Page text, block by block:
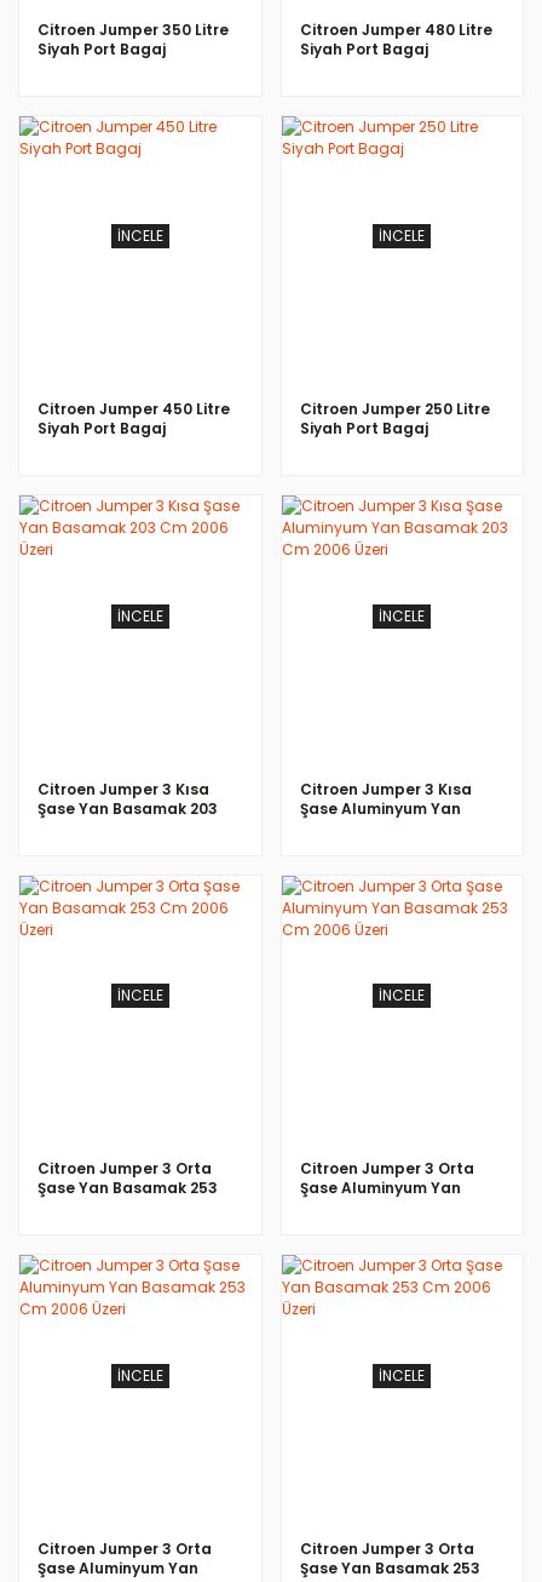
Citroen Jumper 350 Litre
Siyah Port Bagaj
Citroen Jumper 480 Litre
Siyah Port Bagaj
İNCELE
Citroen Jumper 450 Litre
Siyah Port Bagaj
İNCELE
Citroen Jumper 250 Litre
Siyah Port Bagaj
İNCELE
Citroen Jumper 3 Kısa
Şase Yan Basamak 203
İNCELE
Citroen Jumper 3 Kısa
Şase Aluminyum Yan
İNCELE
Citroen Jumper 3 Orta
Şase Yan Basamak 253
İNCELE
Citroen Jumper 3 Orta
Şase Aluminyum Yan
İNCELE
Citroen Jumper 3 Orta
Şase Aluminyum Yan
İNCELE
Citroen Jumper 3 Orta
Şase Yan Basamak 253